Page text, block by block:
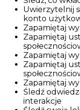
Uwierzytelnij
konto
Zapamiętaj
Zapamiętaj
Zapamiętaj
Zapamiętaj
Zapamiętaj
Śledź
interakcje